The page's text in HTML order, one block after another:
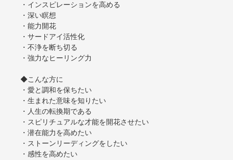
・インスピレーションを高める
・深い瞑想
・能力開花
・サードアイ活性化
・不浄を断ち切る
・強力なヒーリング力
◆こんな方に
・愛と調和を保ちたい
・生まれた意味を知りたい
・人生の転換期である
・スピリチュアルな才能を開花させたい
・潜在能力を高めたい
・ストーンリーディングをしたい
・感性を高めたい